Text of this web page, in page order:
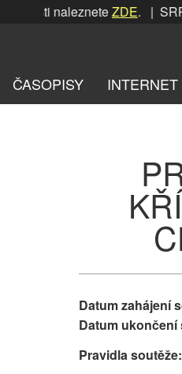
nalezneteZDE. | SRPNOVÁ
ČASOPISY INTERNET
Datum zahájení
Datum ukončení
Pravidla soutěže: